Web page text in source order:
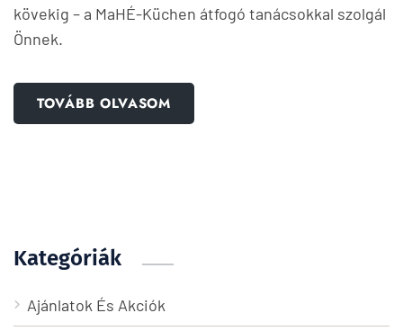
kövekig – a MaHÉ-Küchen átfogó tanácsokkal szolgál
Önnek.
TOVÁBB OLVASOM
Kategóriák
Ajánlatok És Akciók